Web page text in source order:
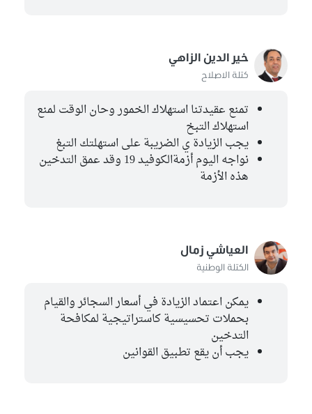
خير الدين الزاهي
كتلة الاصلاح
تمنع عقيدتنا استهلاك الخمور وحان الوقت لمنع
استهلاك التبخ
يجب الزيادة ي الضريبة على استهلتك التبغ
نواجه اليوم أزمةالكوفيد 19 وقد عمق التدخين
هذه الأزمة
العياشي زمال
الكتلة الوطنية
يمكن اعتماد الزيادة في أسعار السجائر والقيام
بحملات تحسيسية كاستراتيجية لمكافحة
التدخين
يجب أن يقع تطبيق القوانين